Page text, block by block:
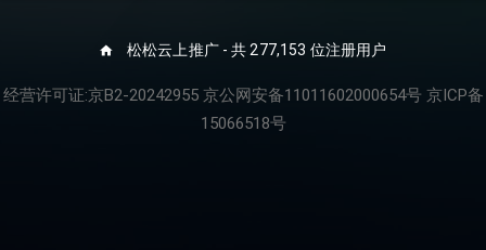
松松云上推广 - 共 277,153 位注册用户
经营许可证:京B2-20242955 京公网安备11011602000654号 京ICP备
15066518号